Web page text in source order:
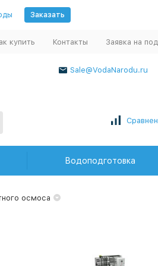
Заказать
купить Контакты Заявка на
Sale@VodaNarodu.ru
Водоподготовка
осмоса